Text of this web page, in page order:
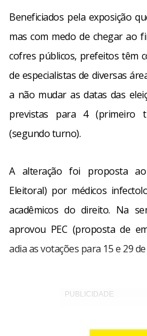
Beneficiados pela exposição
mas com medo de chegar ao
cofres públicos, prefeitos têm
de especialistas de diversas
a não mudar as datas das
previstas para 4
(segundo turno).
A alteração foi proposta
Eleitoral) por médicos
acadêmicos do direito. Na
aprovou PEC (proposta de
adia as votações para 15 e 29